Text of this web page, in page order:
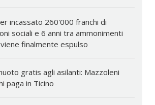
incassato 260'000 franchi di
sociali e 6 anni tra ammonimenti
finalmente espulso
gratis agli asilanti: Mazzoleni
paga in Ticino